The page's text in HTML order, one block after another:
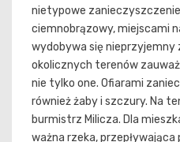
nietypowe
ciemnobrązowy, miejscami
wydobywa się nieprzyjemny
okolicznych terenów
nie tylko one. Ofiarami
również żaby i szczury. Na
burmistrz Milicza. Dla
ważna rzeka,